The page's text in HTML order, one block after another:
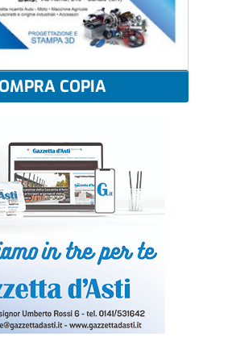
COPIA